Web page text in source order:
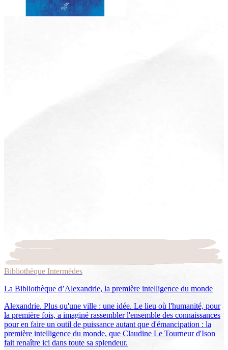
Bibliothèque Intermèdes
La Bibliothèque d’Alexandrie, la première intelligence du monde
Alexandrie. Plus qu'une ville : une idée. Le lieu où l'humanité, pour
la première fois, a imaginé rassembler l'ensemble des connaissances
pour en faire un outil de puissance autant que d'émancipation : la
première intelligence du monde, que Claudine Le Tourneur d'Ison
fait renaître ici dans toute sa splendeur.